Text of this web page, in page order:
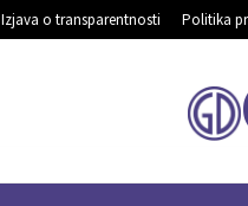
Izjava o transparentnosti Politika